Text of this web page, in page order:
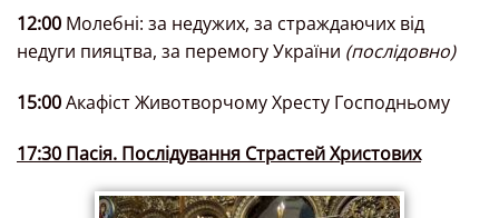
12:00 Молебні: за недужих, за страждаючих від
недуги пияцтва, за перемогу України (послідовно)
15:00Акафіст Животворчому Хресту Господньому
17:30 Пасія. Послідування Страстей Христових